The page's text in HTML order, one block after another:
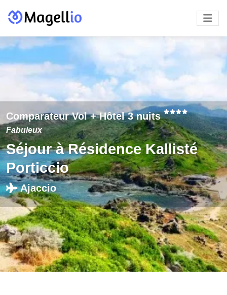
Comparateur Vol + Hôtel 3 nuits
Fabuleux
Séjour à Résidence Kallisté
Porticcio
Ajaccio